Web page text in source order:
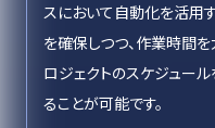
スにおいて自動化を活用
を確保しつつ、作業時間を
ロジェクトのスケジュー
ることが可能です。